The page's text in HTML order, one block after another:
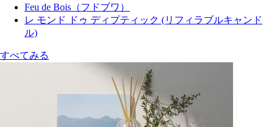
Feu de Bois（フドブワ）
レ モンド ドゥ ディプティック (リフィラブルキャンド
ル)
すべてみる